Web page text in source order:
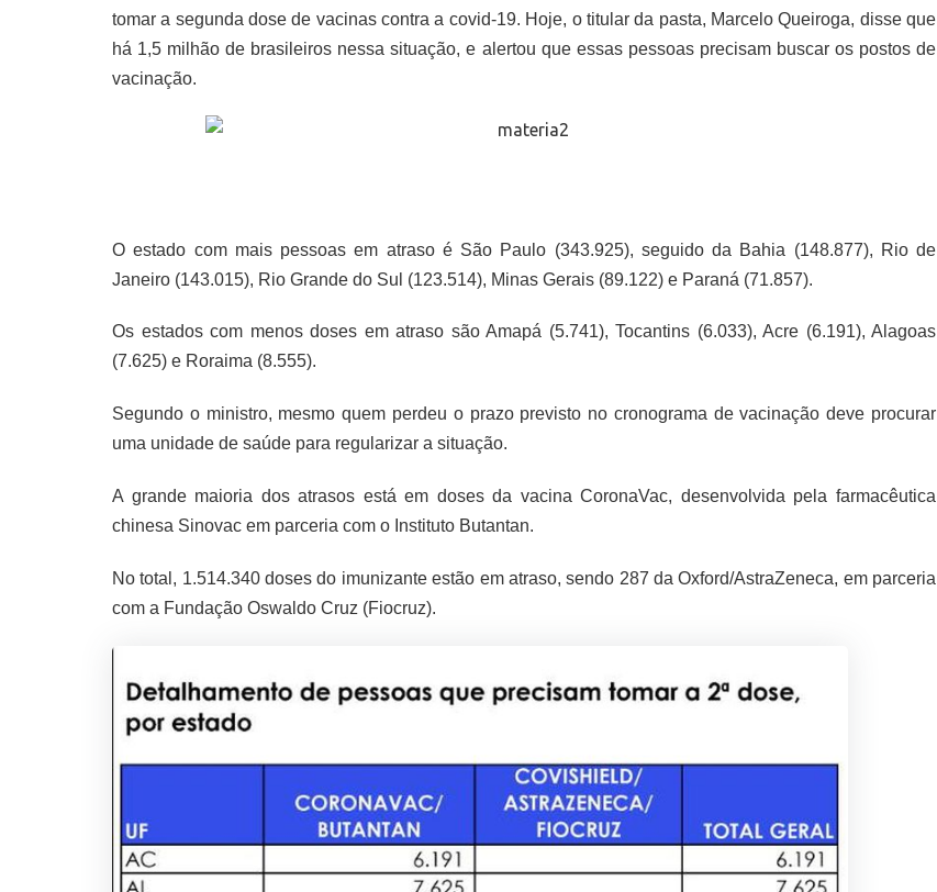
tomar a segunda dose de vacinas contra a covid-19. Hoje, o titular da pasta, Marcelo Queiroga, disse que
há 1,5 milhão de brasileiros nessa situação, e alertou que essas pessoas precisam buscar os postos de
vacinação.
O estado com mais pessoas em atraso é São Paulo (343.925), seguido da Bahia (148.877), Rio de
Janeiro (143.015), Rio Grande do Sul (123.514), Minas Gerais (89.122) e Paraná (71.857).
Os estados com menos doses em atraso são Amapá (5.741), Tocantins (6.033), Acre (6.191), Alagoas
(7.625) e Roraima (8.555).
Segundo o ministro, mesmo quem perdeu o prazo previsto no cronograma de vacinação deve procurar
uma unidade de saúde para regularizar a situação.
A grande maioria dos atrasos está em doses da vacina CoronaVac, desenvolvida pela farmacêutica
chinesa Sinovac em parceria com o Instituto Butantan.
No total, 1.514.340 doses do imunizante estão em atraso, sendo 287 da Oxford/AstraZeneca, em parceria
com a Fundação Oswaldo Cruz (Fiocruz).